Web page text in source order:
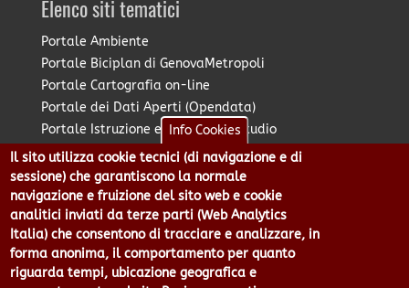
Elenco siti tematici
Portale Ambiente
Portale Biciplan di GenovaMetropoli
Portale Cartografia on-line
Portale dei Dati Aperti (Opendata)
Portale Istruzione e Diritto allo Studio
Portale Marketing Territoriale
Portale Piano Strategico Metropolitano
Portale PUMS di GenovaMetropoli
Portale Stazione Unica Appaltante
Pratico: procedimenti e istanze online
Info Cookies
Il sito utilizza cookie tecnici (di navigazione e di
sessione) che garantiscono la normale
navigazione e fruizione del sito web e cookie
analitici inviati da terze parti (Web Analytics
Italia) che consentono di tracciare e analizzare, in
forma anonima, il comportamento per quanto
riguarda tempi, ubicazione geografica e